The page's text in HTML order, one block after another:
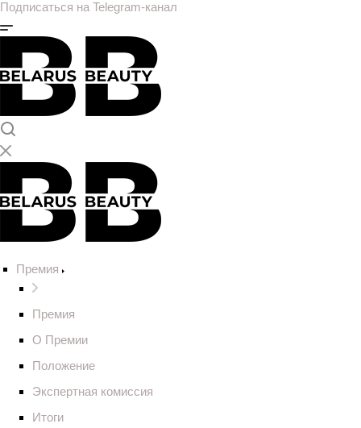
Подписаться на Telegram-канал
Премия
Премия
О Премии
Положение
Экспертная комиссия
Итоги